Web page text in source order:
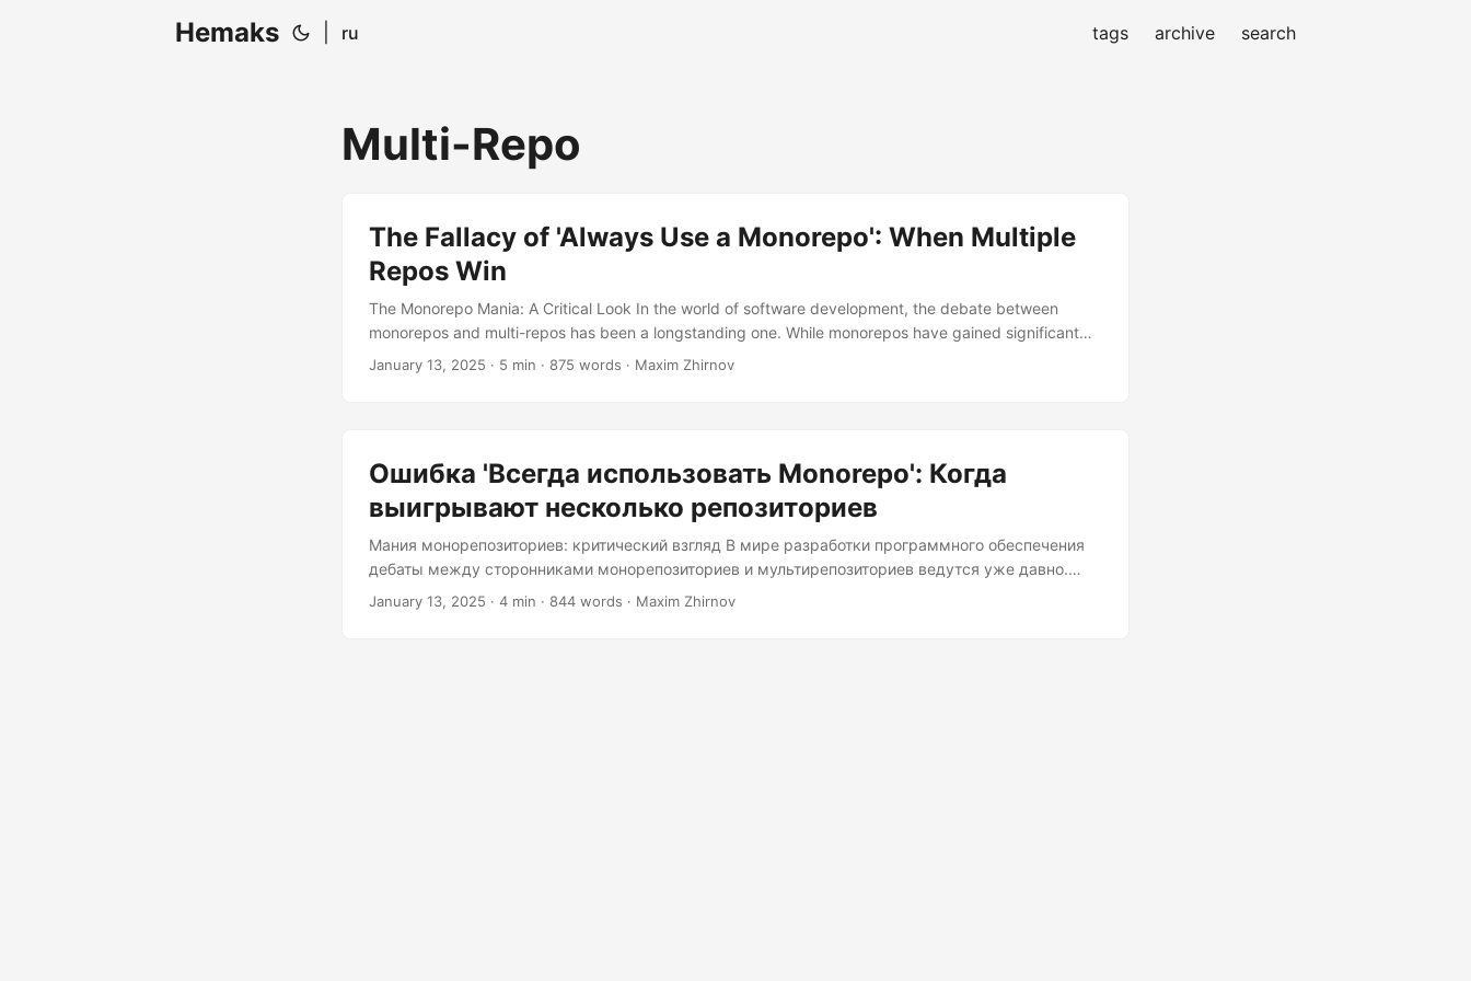
Hemaks ru tags archive search
Multi-Repo
The Fallacy of 'Always Use a Monorepo': When Multiple
Repos Win
The Monorepo Mania: A Critical Look In the world of software development, the debate between
monorepos and multi-repos has been a longstanding one. While monorepos have gained significant
popularity, especially among tech giants like Microsoft, Facebook, and Twitter, the idea that they are
January 13, 2025 · 5 min · 875 words · Maxim Zhirnov
Ошибка 'Всегда использовать Monorepo': Когда
выигрывают несколько репозиториев
Мания монорепозиториев: критический взгляд В мире разработки программного обеспечения
дебаты между сторонниками монорепозиториев и мультирепозиториев ведутся уже давно.
Хотя монорепозитории приобрели значительную популярность, особенно среди таких
January 13, 2025 · 4 min · 844 words · Maxim Zhirnov